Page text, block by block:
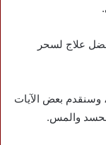
علاج لسحر
وسنقدم بعض الآيات
والمس.